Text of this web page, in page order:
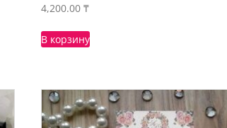
4,200.00₸
В корзину